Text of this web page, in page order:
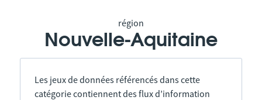
région
Nouvelle-Aquitaine
Les jeux de données référencés dans cette
catégorie contiennent des flux d’information